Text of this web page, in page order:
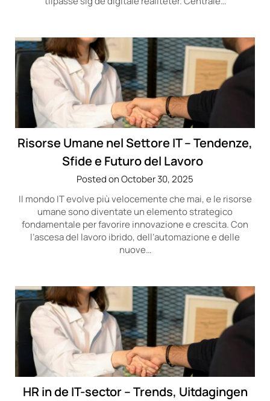
Risorse Umane nel Settore IT – Tendenze,
Sfide e Futuro del Lavoro
Posted on October 30, 2025
Il mondo IT evolve più velocemente che mai, e le risorse
umane sono diventate un elemento strategico
fondamentale per favorire innovazione e crescita. Con
l’ascesa del lavoro ibrido, dell’automazione e delle
nuove…
HR in de IT-sector – Trends, Uitdagingen